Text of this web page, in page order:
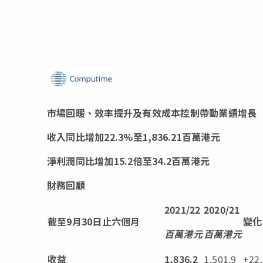
市場回暖、效率提升及有效成本控制帶動業績增長
收入同比增加22.3%至1,836.21百萬港元
淨利潤同比增加15.2倍至34.2百萬港元
財務回顧
截至9月30日止六個月
2021/22
百萬港元
2020/21
百萬港元
變化
收益 1,836.2 1,501.9